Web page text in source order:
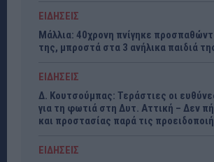
ΕΙΔΗΣΕΙΣ
Μάλλια: 40χρονη πνίγηκε
της, μπροστά στα 3 ανήλικα παιδιά
ΕΙΔΗΣΕΙΣ
Δ. Κουτσούμπας: Τεράστιες οι
για τη φωτιά στη Δυτ. Αττική – Δεν
και προστασίας παρά τις
ΕΙΔΗΣΕΙΣ